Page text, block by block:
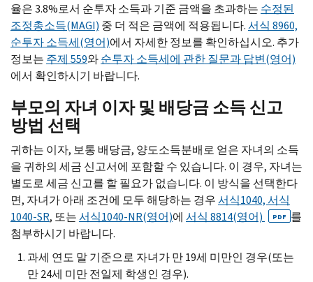
율은 3.8%로서 순투자 소득과 기준 금액을 초과하는 수정된
조정총소득(MAGI) 중 더 적은 금액에 적용됩니다.서식 8960,
순투자 소득세(영어)에서 자세한 정보를 확인하십시오. 추가
정보는 주제 559와순투자 소득세에 관한 질문과 답변(영어)
에서 확인하시기 바랍니다.
부모의 자녀 이자 및 배당금 소득 신고
방법 선택
귀하는 이자, 보통 배당금, 양도소득분배로 얻은 자녀의 소득
을 귀하의 세금 신고서에 포함할 수 있습니다. 이 경우, 자녀는
별도로 세금 신고를 할 필요가 없습니다. 이 방식을 선택한다
면, 자녀가 아래 조건에 모두 해당하는 경우서식1040, 서식
1040-SR, 또는서식1040-NR(영어)에 서식 8814(영어) PDF 를
첨부하시기 바랍니다.
과세 연도 말 기준으로 자녀가 만 19세 미만인 경우(또는
만 24세 미만 전일제 학생인 경우).